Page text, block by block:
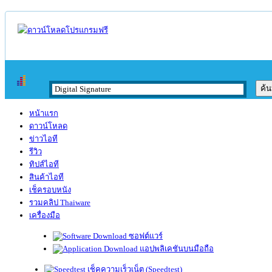
หน้าแรก
ดาวน์โหลด
ข่าวไอที
รีวิว
ทิปส์ไอที
สินค้าไอที
เช็ครอบหนัง
รวมคลิป Thaiware
เครื่องมือ
ซอฟต์แวร์
แอปพลิเคชันบนมือถือ
เช็คความเร็วเน็ต (Speedtest)